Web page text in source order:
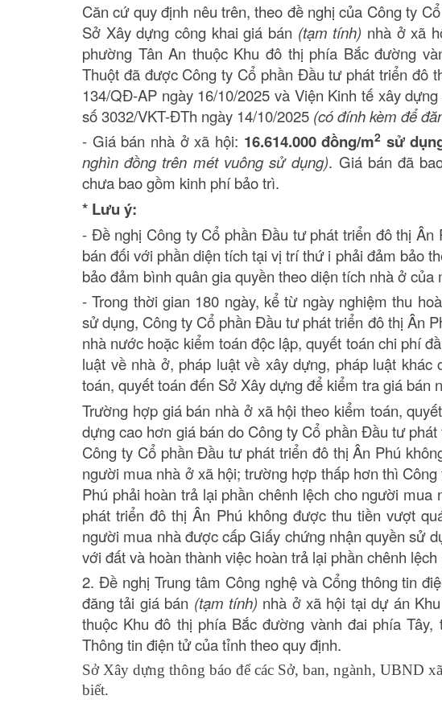
Căn cứ quy định nêu trên, theo đề nghị của Công ty
Sở Xây dựng công khai giá bán (tạm tính) nhà ở xã
phường Tân An thuộc Khu đô thị phía Bắc đường
Thuột đã được Công ty Cổ phần Đầu tư phát triển đô
134/QĐ-AP ngày 16/10/2025 và Viện Kinh tế xây
số 3032/VKT-ĐTh ngày 14/10/2025 (có đính kèm để
- Giá bán nhà ở xã hội: 16.614.000 đồng/m2 sử
nghìn đồng trên mét vuông sử dụng). Giá bán đã
chưa bao gồm kinh phí bảo trì.
* Lưu ý:
- Đề nghị Công ty Cổ phần Đầu tư phát triển đô thị
bán đối với phần diện tích tại vị trí thứ i phải đảm bảo
bảo đảm bình quân gia quyền theo diện tích nhà ở của
- Trong thời gian 180 ngày, kể từ ngày nghiệm thu
sử dụng, Công ty Cổ phần Đầu tư phát triển đô thị Ân
nhà nước hoặc kiểm toán độc lập, quyết toán chi phí
luật về nhà ở, pháp luật về xây dựng, pháp luật
toán, quyết toán đến Sở Xây dựng để kiểm tra giá bán
Trường hợp giá bán nhà ở xã hội theo kiểm toán,
dựng cao hơn giá bán do Công ty Cổ phần Đầu tư
Công ty Cổ phần Đầu tư phát triển đô thị Ân Phú
người mua nhà ở xã hội; trường hợp thấp hơn thì
Phú phải hoàn trả lại phần chênh lệch cho người
phát triển đô thị Ân Phú không được thu tiền vượt
người mua nhà được cấp Giấy chứng nhận quyền sử
với đất và hoàn thành việc hoàn trả lại phần chênh lệch
2. Đề nghị Trung tâm Công nghệ và Cổng thông tin
đăng tải giá bán (tạm tính) nhà ở xã hội tại dự án
thuộc Khu đô thị phía Bắc đường vành đai phía
Thông tin điện tử của tỉnh theo quy định.
Sở Xây dựng thông báo để các Sở, ban, ngành, UBND
biết.